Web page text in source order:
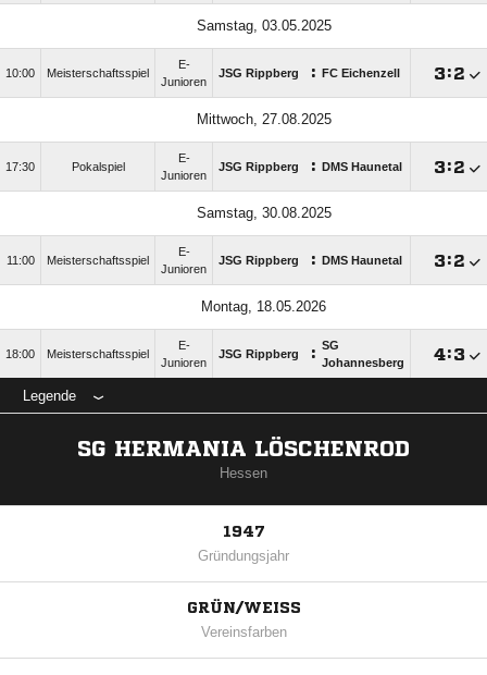
Samstag, 03.05.2025
10:00 Meisterschaftsspiel
E-
Junioren
JSG Rippberg : FC Eichenzell :
Mittwoch, 27.08.2025
17:30 Pokalspiel
E-
Junioren
JSG Rippberg : DMS Haunetal :
Samstag, 30.08.2025
11:00 Meisterschaftsspiel
E-
Junioren
JSG Rippberg : DMS Haunetal :
Montag, 18.05.2026
18:00 Meisterschaftsspiel
E-
Junioren
JSG Rippberg : SG
Johannesberg
:
Legende
SG HERMANIA LÖSCHENROD
Hessen
1947
Gründungsjahr
GRÜN/WEISS
Vereinsfarben